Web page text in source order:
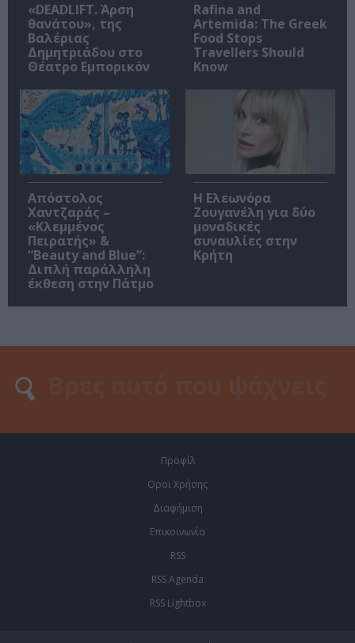
«DEADLIFT. Άρση
θανάτου», της
Βαλέριας
Δημητριάδου στο
Θέατρο Εμπορικόν
Rafina and
Artemida: The Greek
Food Stops
Travellers Should
Know
Απόστολος
Χαντζαράς –
«Κλεμμένος
Πειρατής» &
“Beauty and Blue”:
Διπλή παράλληλη
έκθεση στην Πάτμο
Η Ελεωνόρα
Ζουγανέλη για δύο
μοναδικές
συναυλίες στην
Κρήτη
Προφίλ
Οροι Χρήσης
Διαφήμιση
Επικοινωνία
RSS
RSS Agenda
RSS Lightbox